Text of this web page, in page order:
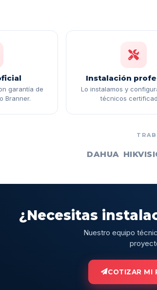
garantía de
Branner.
Instalación
Lo instalamos y
técnicos
DAHUA
¿Necesitas
Nuestro equipo
COTIZAR MI